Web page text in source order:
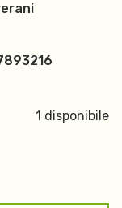
1 disponibile